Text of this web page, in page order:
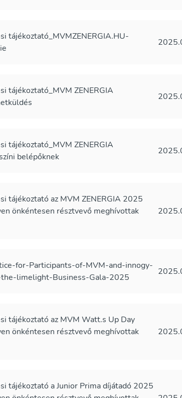
tájékoztató_MVMZENERGIA.HU-
tájékoztató_MVM ZENERGIA
tájékoztató_MVM ZENERGIA
belépőknek
tájékoztató az MVM ZENERGIA 2025
önkéntesen résztvevő meghívottak
for-Participants-of-MVM-and-innogy-
limelight-Business-Gala-2025
tájékoztató az MVM Watt.s Up Day
önkéntesen résztvevő meghívottak
tájékoztató a Junior Prima díjátadó 2025